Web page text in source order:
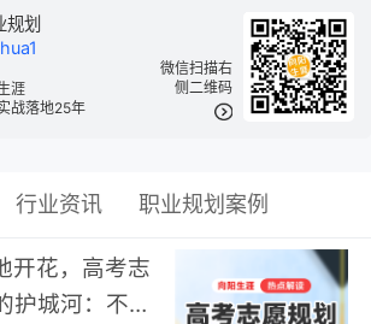
微信扫描右
侧二维码
规划
涯
战落地25年
行业资讯 职业规划案例
开花，高考志
护城河：不靠